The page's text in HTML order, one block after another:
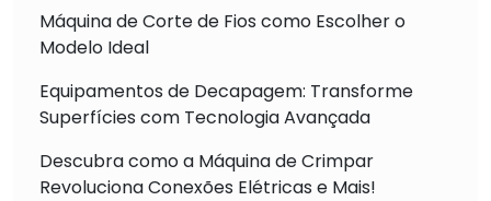
Máquina de Corte de Fios como Escolher o
Modelo Ideal
Equipamentos de Decapagem: Transforme
Superfícies com Tecnologia Avançada
Descubra como a Máquina de Crimpar
Revoluciona Conexões Elétricas e Mais!